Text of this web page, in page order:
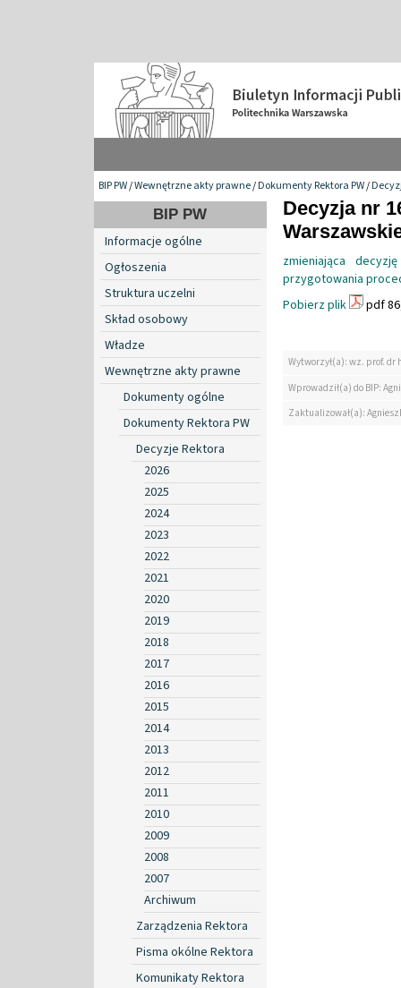
BIP PW/Wewnętrzne akty prawne/Dokumenty Rektora PW/
BIP PW
Informacje ogólne
Ogłoszenia
Struktura uczelni
Skład osobowy
Władze
Wewnętrzne akty prawne
Dokumenty ogólne
Dokumenty Rektora PW
Decyzje Rektora
2026
2025
2024
2023
2022
2021
2020
2019
2018
2017
2016
2015
2014
2013
2012
2011
2010
2009
2008
2007
Archiwum
Zarządzenia Rektora
Pisma okólne Rektora
Komunikaty Rektora
Decyzja nr
zmieniająca
przygotowania
Pobierz plik
pdf
Wytworzył(a): wz. prof. dr
Wprowadził(a) do BIP:
Zaktualizował(a):